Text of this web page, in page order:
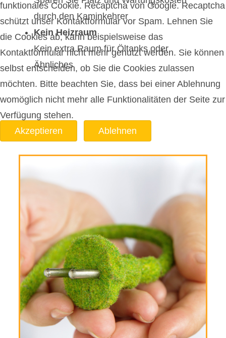
durch den Kaminkehrer
Kein Heizraum
Kein extra Raum für Öltanks oder
Ähnliches
funktionales Cookie. Recaptcha von Google. Recaptcha
schützt unser Kontaktformular vor Spam. Lehnen Sie
die Cookies ab, kann beispielsweise das
Kontaktformular nicht mehr genutzt werden. Sie können
selbst entscheiden, ob Sie die Cookies zulassen
möchten. Bitte beachten Sie, dass bei einer Ablehnung
womöglich nicht mehr alle Funktionalitäten der Seite zur
Verfügung stehen.
Akzeptieren
Ablehnen